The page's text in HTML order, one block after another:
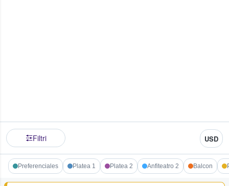
Filtri USD
Preferenciales Platea 1 Platea 2 Anfiteatro 2 Balcon